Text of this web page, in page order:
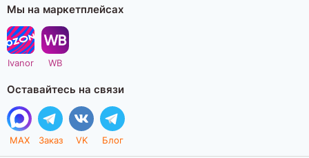
Мы на маркетплейсах
Ivanor WB
Оставайтесь на связи
MAX Заказ VK Блог